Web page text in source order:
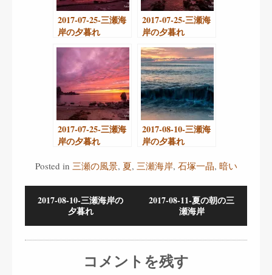
2017-07-25-三瀬海
岸の夕暮れ
2017-07-25-三瀬海
岸の夕暮れ
2017-07-25-三瀬海
岸の夕暮れ
2017-08-10-三瀬海
岸の夕暮れ
Posted in 三瀬の風景, 夏, 三瀬海岸, 石塚一晶, 暗い
2017-08-10-三瀬海岸の
夕暮れ
2017-08-11-夏の朝の三
瀬海岸
コメントを残す